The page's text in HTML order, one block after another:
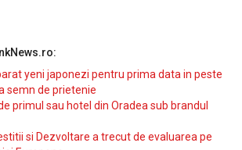
yeni japonezi pentru prima data in peste
semn de prietenie
primul sau hotel din Oradea sub brandul
si Dezvoltare a trecut de evaluarea pe